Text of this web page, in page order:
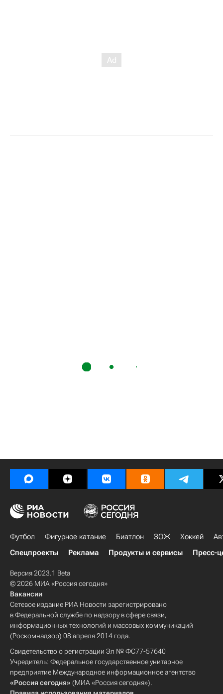
Футбол Фигурное катание Биатлон ЗОЖ Хоккей
Спецпроекты
Реклама Продукты и сервисы Пресс-
Версия 2023.1 Beta
© 2026 МИА «Россия сегодня»
Вакансии
Сетевое издание РИА Новости зарегистрировано
в Федеральной службе по надзору в сфере связи,
информационных технологий и массовых коммуникаций
(Роскомнадзор) 08 апреля 2014 года.
Свидетельство о регистрации Эл № ФС77-57640
Учредитель: Федеральное государственное унитарное
предприятие Международное информационное агентство
«Россия сегодня» (МИА «Россия сегодня»).